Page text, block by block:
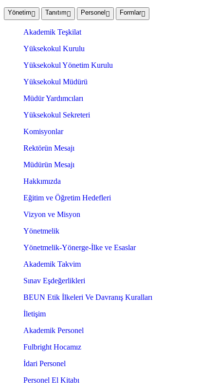
Yönetim Tanıtım Personel Formlar
Akademik Teşkilat
Yüksekokul Kurulu
Yüksekokul Yönetim Kurulu
Yüksekokul Müdürü
Müdür Yardımcıları
Yüksekokul Sekreteri
Komisyonlar
Rektörün Mesajı
Müdürün Mesajı
Hakkımızda
Eğitim ve Öğretim Hedefleri
Vizyon ve Misyon
Yönetmelik
Yönetmelik-Yönerge-İlke ve Esaslar
Akademik Takvim
Sınav Eşdeğerlikleri
BEUN Etik İlkeleri Ve Davranış Kuralları
İletişim
Akademik Personel
Fulbright Hocamız
İdari Personel
Personel El Kitabı